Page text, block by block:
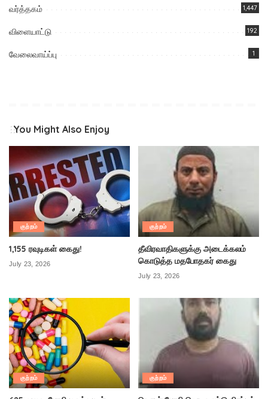
வர்த்தகம் 1,447
விளையாட்டு 192
வேலைவாய்ப்பு 1
You Might Also Enjoy
குற்றம்
1,155 ரவுடிகள் கைது!
July 23, 2026
குற்றம்
தீவிரவாதிகளுக்கு அடைக்கலம்
கொடுத்த மதபோதகர் கைது
July 23, 2026
குற்றம் குற்றம்